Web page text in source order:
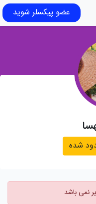
عضو پیکسلر شوید
شده
نمی باشد